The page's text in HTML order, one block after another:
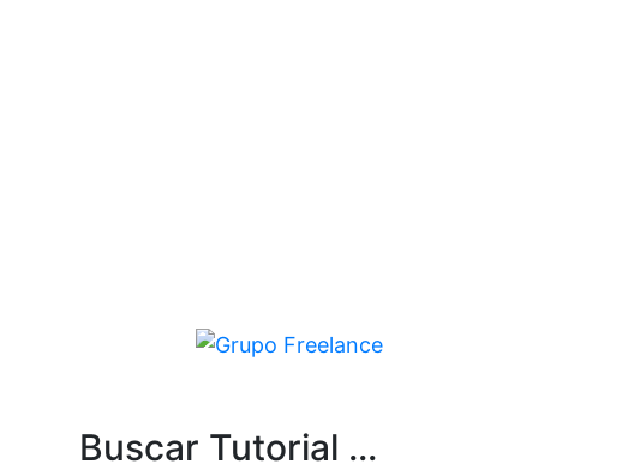
Buscar Tutorial ...